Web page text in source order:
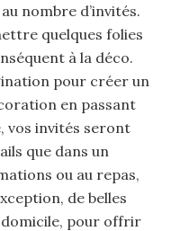
nombre d’invités.
quelques folies
à la déco.
pour créer un
en passant
vos invités seront
que dans un
ou au repas,
de belles
domicile, pour offrir